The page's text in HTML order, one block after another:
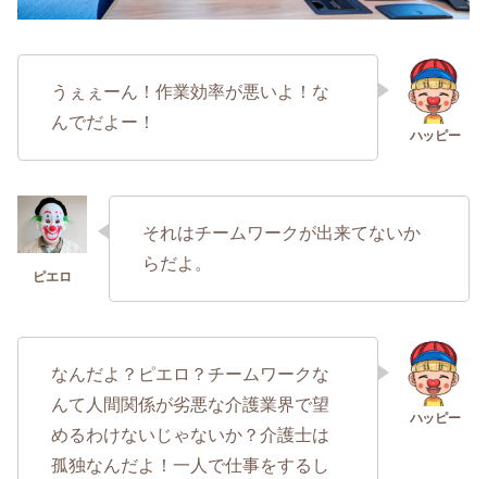
うぇぇーん！作業効率が悪いよ！な
んでだよー！
それはチームワークが出来てないか
らだよ。
なんだよ？ピエロ？チームワークな
んて人間関係が劣悪な介護業界で望
めるわけないじゃないか？介護士は
孤独なんだよ！一人で仕事をするし